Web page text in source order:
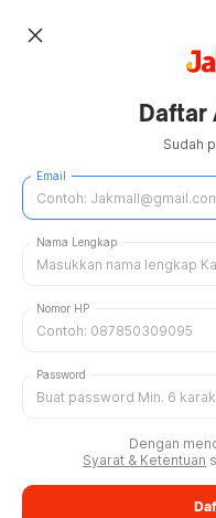
close
Daftar
Sudah
Email
Nama Lengkap
Nomor HP
Password
Dengan
Syarat & Ketentuan